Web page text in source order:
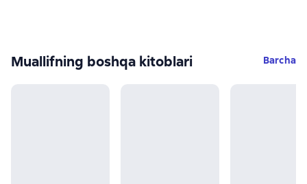
Muallifning boshqa kitoblari Barcha